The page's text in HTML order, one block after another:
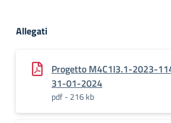
Allegati
Progetto M4C1I3.1-2023-
31-01-2024
pdf - 216 kb